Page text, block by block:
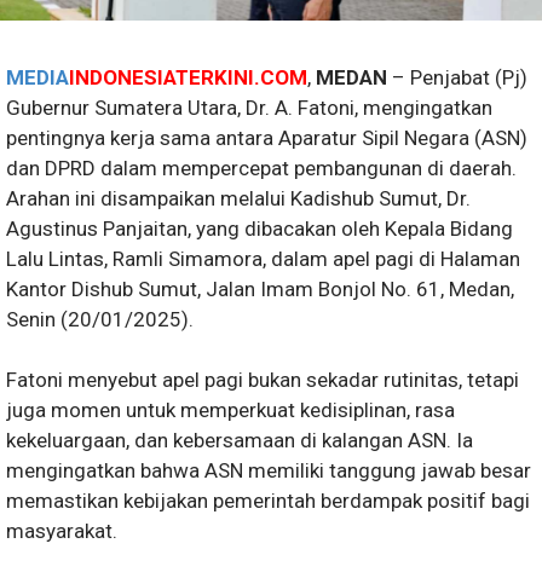
MEDIAINDONESIATERKINI.COM, MEDAN – Penjabat (Pj)
Gubernur Sumatera Utara, Dr. A. Fatoni, mengingatkan
pentingnya kerja sama antara Aparatur Sipil Negara (ASN)
dan DPRD dalam mempercepat pembangunan di daerah.
Arahan ini disampaikan melalui Kadishub Sumut, Dr.
Agustinus Panjaitan, yang dibacakan oleh Kepala Bidang
Lalu Lintas, Ramli Simamora, dalam apel pagi di Halaman
Kantor Dishub Sumut, Jalan Imam Bonjol No. 61, Medan,
Senin (20/01/2025).
Fatoni menyebut apel pagi bukan sekadar rutinitas, tetapi
juga momen untuk memperkuat kedisiplinan, rasa
kekeluargaan, dan kebersamaan di kalangan ASN. Ia
mengingatkan bahwa ASN memiliki tanggung jawab besar
memastikan kebijakan pemerintah berdampak positif bagi
masyarakat.